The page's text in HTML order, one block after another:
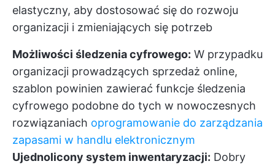
elastyczny, aby dostosować się do rozwoju
organizacji i zmieniających się potrzeb
Możliwości śledzenia cyfrowego: W przypadku
organizacji prowadzących sprzedaż online,
szablon powinien zawierać funkcje śledzenia
cyfrowego podobne do tych w nowoczesnych
rozwiązaniach oprogramowanie do zarządzania
zapasami w handlu elektronicznym
Ujednolicony system inwentaryzacji: Dobry